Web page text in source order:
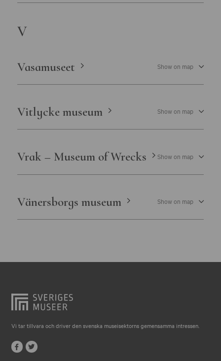
V
Vasamuseet Show on map
Vitlycke museum Show on map
Vrak – Museum of Wrecks Show on map
Vänersborgs museum Show on map
Vi tar tillvara och driver den svenska museisektorns gemensamma intressen.